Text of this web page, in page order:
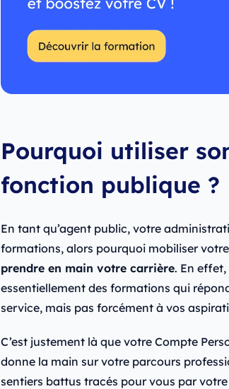
Pourquoi utiliser
fonction publique ?
En tant qu’agent public, votre
formations, alors pourquoi mobiliser votre
prendre en main votre carrière. En
essentiellement des formations qui
service, mais pas forcément à vos
C’est justement là que votre Compte
donne la main sur votre parcours
sentiers battus tracés pour vous par